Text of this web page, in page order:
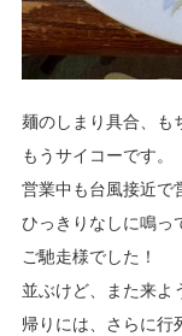
麺のしまり具合、も
もうサイコーです。
営業中も台風接近で
ひっきりなしに鳴っ
ご馳走様でした！
並ぶけど、また来よ
帰りには、さらに行